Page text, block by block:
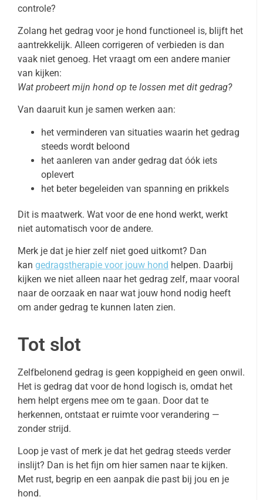
controle?
Zolang het gedrag voor je hond functioneel is, blijft het
aantrekkelijk. Alleen corrigeren of verbieden is dan
vaak niet genoeg. Het vraagt om een andere manier
van kijken:
Wat probeert mijn hond op te lossen met dit gedrag?
Van daaruit kun je samen werken aan:
het verminderen van situaties waarin het gedrag
steeds wordt beloond
het aanleren van ander gedrag dat óók iets
oplevert
het beter begeleiden van spanning en prikkels
Dit is maatwerk. Wat voor de ene hond werkt, werkt
niet automatisch voor de andere.
Merk je dat je hier zelf niet goed uitkomt? Dan
kan gedragstherapie voor jouw hond helpen. Daarbij
kijken we niet alleen naar het gedrag zelf, maar vooral
naar de oorzaak en naar wat jouw hond nodig heeft
om ander gedrag te kunnen laten zien.
Tot slot
Zelfbelonend gedrag is geen koppigheid en geen onwil.
Het is gedrag dat voor de hond logisch is, omdat het
hem helpt ergens mee om te gaan. Door dat te
herkennen, ontstaat er ruimte voor verandering —
zonder strijd.
Loop je vast of merk je dat het gedrag steeds verder
inslijt? Dan is het fijn om hier samen naar te kijken.
Met rust, begrip en een aanpak die past bij jou en je
hond.